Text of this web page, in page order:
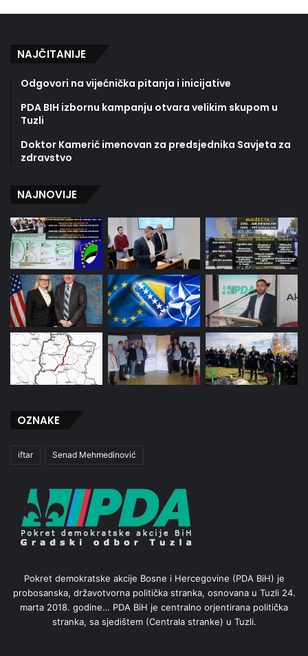
NAJČITANIJE
Odgovori na vijećnička pitanja i inicijative
PDA BIH izbornu kampanju otvara velikim skupom u
Tuzli
Doktor Kamerić imenovan za predsjednika Savjeta za
zdravstvo
NAJNOVIJE
OZNAKE
iftar Senad Mehmedinović
Pokret demokratske akcije Bosne i Hercegovine (PDA BiH) je
probosanska, državotvorna politička stranka, osnovana u Tuzli 24.
marta 2018. godine… PDA BiH je centralno orjentirana politička
stranka, sa sjedištem (Centrala stranke) u Tuzli.